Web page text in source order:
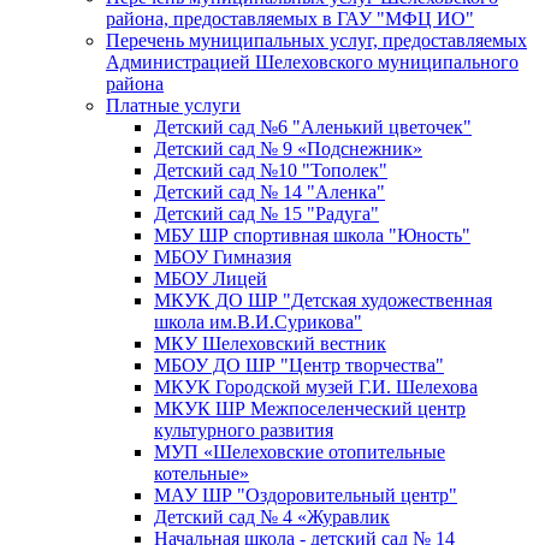
района, предоставляемых в ГАУ "МФЦ ИО"
Перечень муниципальных услуг, предоставляемых
Администрацией Шелеховского муниципального
района
Платные услуги
Детский сад №6 "Аленький цветочек"
Детский сад № 9 «Подснежник»
Детский сад №10 "Тополек"
Детский сад № 14 "Аленка"
Детский сад № 15 "Радуга"
МБУ ШР спортивная школа "Юность"
МБОУ Гимназия
МБОУ Лицей
МКУК ДО ШР "Детская художественная
школа им.В.И.Сурикова"
МКУ Шелеховский вестник
МБОУ ДО ШР "Центр творчества"
МКУК Городской музей Г.И. Шелехова
МКУК ШР Межпоселенческий центр
культурного развития
МУП «Шелеховские отопительные
котельные»
МАУ ШР "Оздоровительный центр"
Детский сад № 4 «Журавлик
Начальная школа - детский сад № 14